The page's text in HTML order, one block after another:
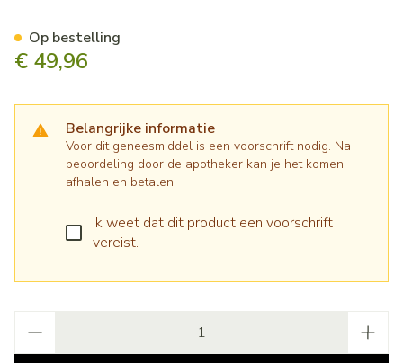
€ 49,96
Belangrijke informatie
Voor dit geneesmiddel is een voorschrift nodig. Na
beoordeling door de apotheker kan je het komen
afhalen en betalen.
Ik weet dat dit product een voorschrift
vereist.
Op bestelling